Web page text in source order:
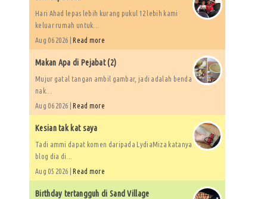
Hari Ahad lepas lebih kurang pukul 12 lebih kami
keluar rumah untuk...
Aug 06 2026 | Read more
Makan Apa di Pejabat (2)
Mujur gatal tangan ambil gambar, jadi adalah benda
nak...
Aug 06 2026 | Read more
Kesian tak kat saya
Tadi ammi dapat komen daripada LydiaMiza katanya
blog dia di...
Aug 05 2026 | Read more
Birthday tertangguh di Sand Village